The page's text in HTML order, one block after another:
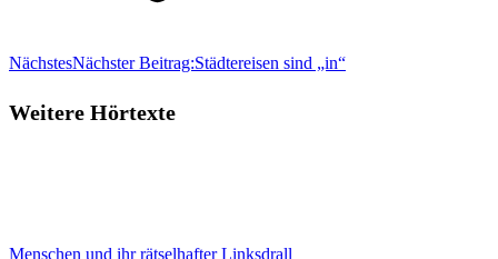
NächstesNächster Beitrag:Städtereisen sind „in“
Weitere Hörtexte
Menschen und ihr rätselhafter Linksdrall